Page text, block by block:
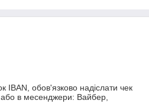
IBAN, обов'язково надіслати чек
або в месенджери: Вайбер,